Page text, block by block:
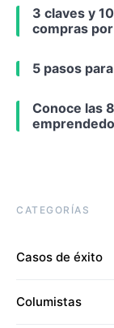
3 claves y
compras
5 pasos
Conoce las
CATEGORÍAS
Casos de éxito
Columistas